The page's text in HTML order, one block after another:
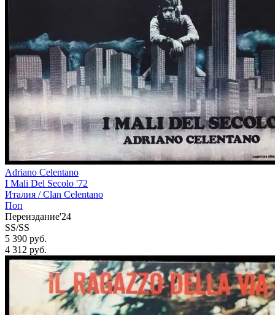
Adriano Celentano
I Mali Del Secolo '72
Италия /Clan Celentano
Поп
Переиздание'24
SS/SS
5 390 руб.
4 312 руб.